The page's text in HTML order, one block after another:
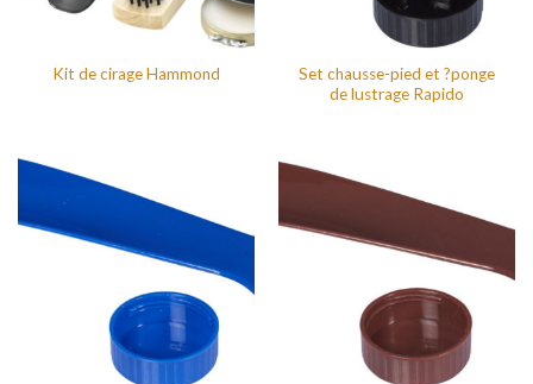
Kit de cirage Hammond
Set chausse-pied et ?ponge
de lustrage Rapido